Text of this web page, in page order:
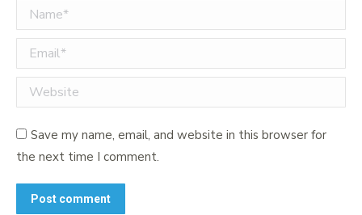
Name *
Email *
Website
Save my name, email, and website in this browser for
the next time I comment.
Post comment